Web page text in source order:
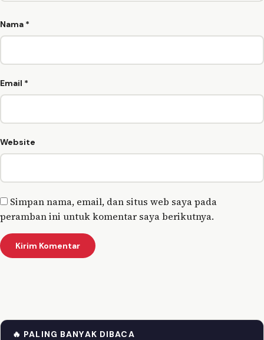
Nama *
Email *
Website
Simpan nama, email, dan situs web saya pada
peramban ini untuk komentar saya berikutnya.
🔥 PALING BANYAK DIBACA